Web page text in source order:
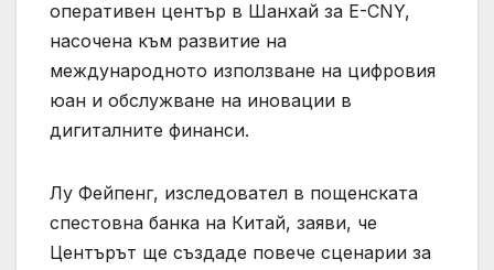
оперативен център в Шанхай за E-CNY,
насочена към развитие на
международното използване на цифровия
юан и обслужване на иновации в
дигиталните финанси.
Лу Фейпенг, изследовател в пощенската
спестовна банка на Китай, заяви, че
Центърът ще създаде повече сценарии за